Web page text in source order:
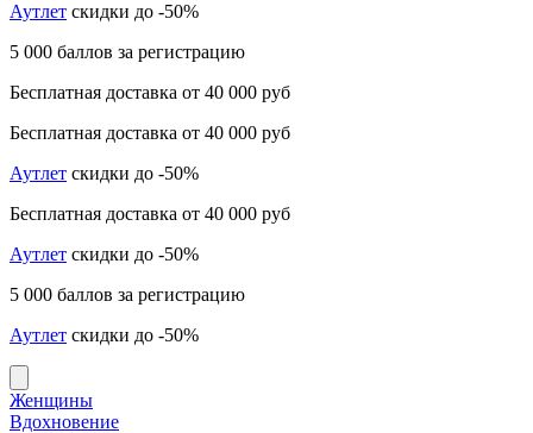
Аутлет скидки до -50%
5 000 баллов за регистрацию
Бесплатная доставка от 40 000 руб
Бесплатная доставка от 40 000 руб
Аутлет скидки до -50%
Бесплатная доставка от 40 000 руб
Аутлет скидки до -50%
5 000 баллов за регистрацию
Аутлет скидки до -50%
Женщины
Вдохновение